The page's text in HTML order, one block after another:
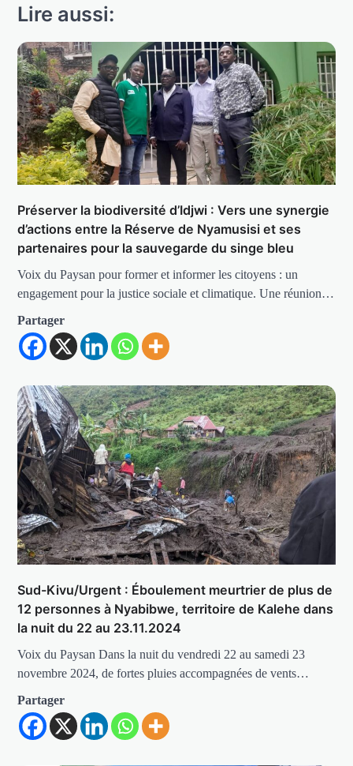
Lire aussi:
Préserver la biodiversité d’Idjwi : Vers une synergie
d’actions entre la Réserve de Nyamusisi et ses
partenaires pour la sauvegarde du singe bleu
Voix du Paysan pour former et informer les citoyens : un
engagement pour la justice sociale et climatique. Une réunion…
Partager
Sud-Kivu/Urgent : Éboulement meurtrier de plus de
12 personnes à Nyabibwe, territoire de Kalehe dans
la nuit du 22 au 23.11.2024
Voix du Paysan Dans la nuit du vendredi 22 au samedi 23
novembre 2024, de fortes pluies accompagnées de vents…
Partager